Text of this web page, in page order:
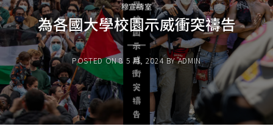
穆宣禱室
為各國大學校園示威衝突禱告
POSTED ON8 5 月, 2024 BYADMIN